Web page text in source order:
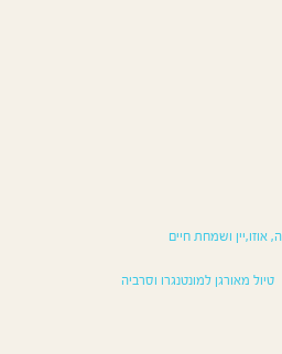
אוזו,יין ושמחת חיים
טיול מאורגן למונטנגרו וסרביה